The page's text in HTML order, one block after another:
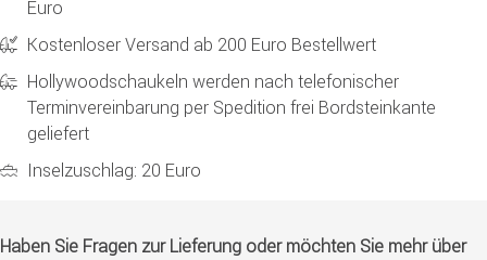
Euro
Kostenloser Versand ab 200 Euro Bestellwert
Hollywoodschaukeln werden nach telefonischer
Terminvereinbarung per Spedition frei Bordsteinkante
geliefert
Inselzuschlag: 20 Euro
Haben Sie Fragen zur Lieferung oder möchten Sie mehr über